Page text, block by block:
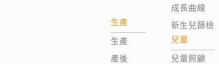
生產
生產
產後
成長曲線
新生兒篩檢
兒童
兒童照顧